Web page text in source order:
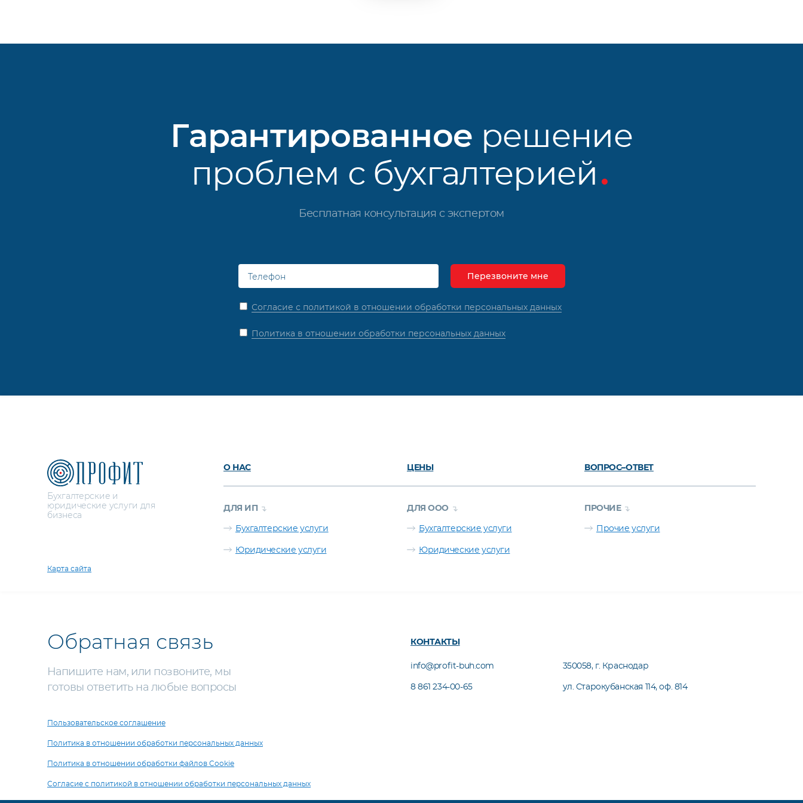
Гарантированное решение
проблем с бухгалтерией
Бесплатная консультация с экспертом
Согласие с политикой в отношении обработки персональных данных
Политика в отношении обработки персональных данных
Бухгалтерские и
юридические услуги для
бизнеса
Карта сайта
О НАС ЦЕНЫ ВОПРОС–ОТВЕТ
ДЛЯ ИП
Бухгалтерские услуги
Юридические услуги
ДЛЯ ООО
Бухгалтерские услуги
Юридические услуги
ПРОЧИЕ
Прочие услуги
Обратная связь
Напишите нам, или позвоните, мы
готовы ответить на любые вопросы
КОНТАКТЫ
info@profit-buh.com
8 861 234-00-65
350058, г. Краснодар
ул. Старокубанская 114, оф. 814
Пользовательское соглашение
Политика в отношении обработки персональных данных
Политика в отношении обработки файлов Cookie
Согласие с политикой в отношении обработки персональных данных